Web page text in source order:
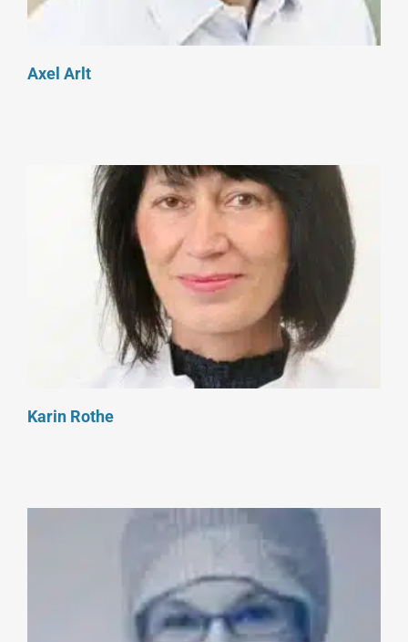
Axel Arlt
Karin Rothe